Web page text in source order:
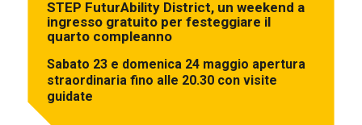
STEP FuturAbility District, un weekend a
ingresso gratuito per festeggiare il
quarto compleanno
Sabato 23 e domenica 24 maggio apertura
straordinaria fino alle 20.30 con visite
guidate